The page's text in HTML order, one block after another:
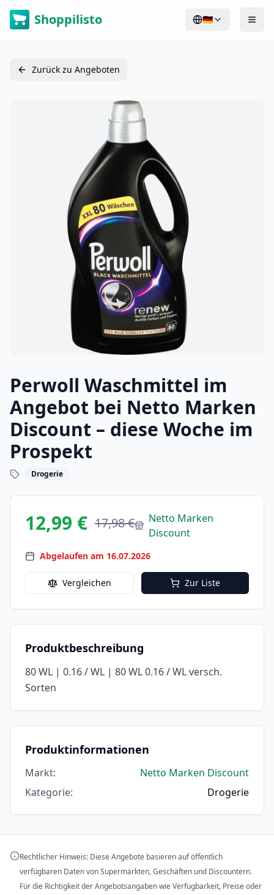
Shoppilisto 🇩🇪
Zurück zu Angeboten
Perwoll Waschmittel im
Angebot bei Netto Marken
Discount – diese Woche im
Prospekt
Drogerie
12,99 € 17,98 €
Netto Marken
Discount
Abgelaufen am 16.07.2026
Vergleichen Zur Liste
Produktbeschreibung
80 WL | 0.16 / WL | 80 WL 0.16 / WL versch.
Sorten
Produktinformationen
Markt:
Netto Marken Discount
Kategorie: Drogerie
Rechtlicher Hinweis: Diese Angebote basieren auf öffentlich
verfügbaren Daten von Supermärkten, Geschäften und Discountern.
Für die Richtigkeit der Angebotsangaben wie Verfügbarkeit, Preise oder